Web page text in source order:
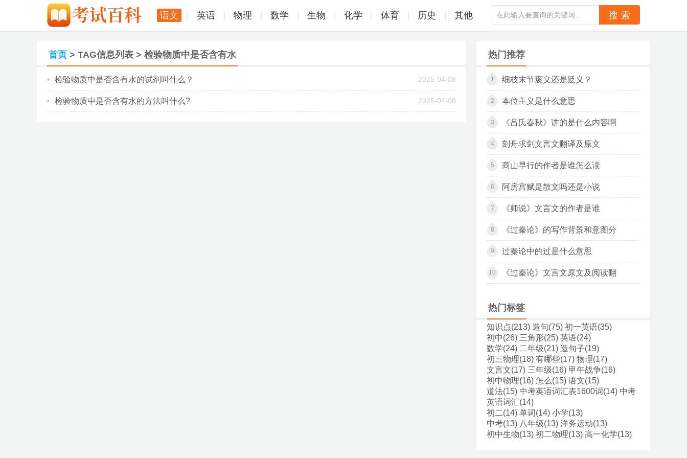
语文 英语 物理 数学 生物 化学 体育 历史 其他
首页 > TAG信息列表 > 检验物质中是否含有水
检验物质中是否含有水的试剂叫什么？ 2025-04-08
检验物质中是否含有水的方法叫什么? 2025-04-08
热门推荐
1 细枝末节褒义还是贬义？
2 本位主义是什么意思
3 《吕氏春秋》讲的是什么内容啊
4 刻舟求剑文言文翻译及原文
5 商山早行的作者是谁怎么读
6 阿房宫赋是散文吗还是小说
7 《师说》文言文的作者是谁
8 《过秦论》的写作背景和意图分
9 过秦论中的过是什么意思
10 《过秦论》文言文原文及阅读翻
热门标签
知识点(213) 造句(75) 初一英语(35)
初中(26) 三角形(25) 英语(24)
数学(24) 二年级(21) 造句子(19)
初三物理(18) 有哪些(17) 物理(17)
文言文(17) 三年级(16) 甲午战争(16)
初中物理(16) 怎么(15) 语文(15)
道法(15) 中考英语词汇表1600词(14) 中考
英语词汇(14)
初二(14) 单词(14) 小学(13)
中考(13) 八年级(13) 洋务运动(13)
初中生物(13) 初二物理(13) 高一化学(13)